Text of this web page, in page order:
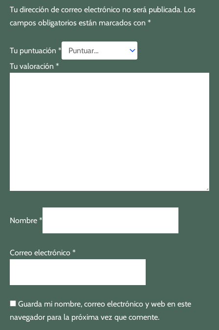
Tu dirección de correo electrónico no será publicada. Los
campos obligatorios están marcados con *
Tu puntuación *
Tu valoración *
Nombre *
Correo electrónico *
Guarda mi nombre, correo electrónico y web en este
navegador para la próxima vez que comente.